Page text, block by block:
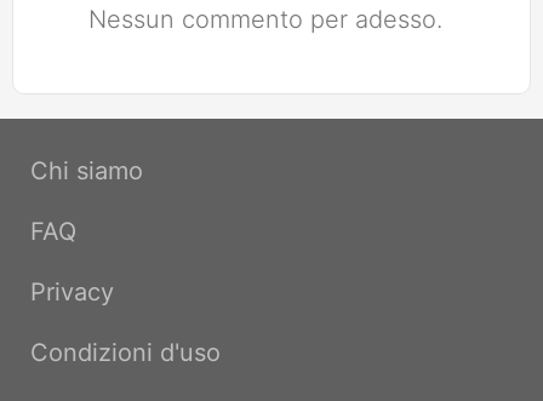
Nessun commento per adesso.
Chi siamo
FAQ
Privacy
Condizioni d'uso